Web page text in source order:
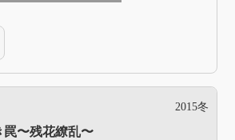
2015冬
罠〜残花繚乱〜